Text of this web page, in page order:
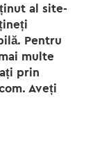
al site-
Pentru
multe
prin
Aveți